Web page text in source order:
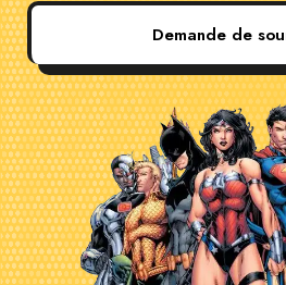
Demande de